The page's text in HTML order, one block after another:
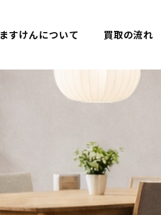
ますけんについて 買取の流れ